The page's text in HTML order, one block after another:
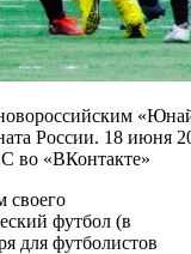
России. 18 июня
во «ВКонтакте»
своего
футбол (в
для футболистов